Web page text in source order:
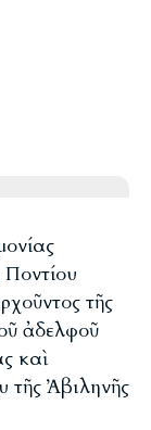
τῆς
ἀδελφοῦ
καὶ
τῆς Ἀβιληνῆς